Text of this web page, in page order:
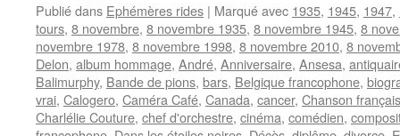
Publié dans Ephémères rides | Marqué avec 1935, 1945, 1947,
tours, 8 novembre, 8 novembre 1935, 8 novembre 1945, 8
novembre 1978, 8 novembre 1998, 8 novembre 2010, 8
Delon, album hommage, André, Anniversaire, Ansesa,
Balimurphy, Bande de pions, bars, Belgique francophone,
vrai, Calogero, Caméra Café, Canada, cancer, Chanson
Charlélie Couture, chef d'orchestre, cinéma, comédien,